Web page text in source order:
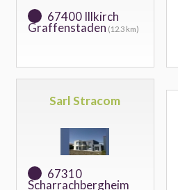
67400 Illkirch
Graffenstaden (12.3 km)
Sarl Stracom
67310
Scharrachbergheim